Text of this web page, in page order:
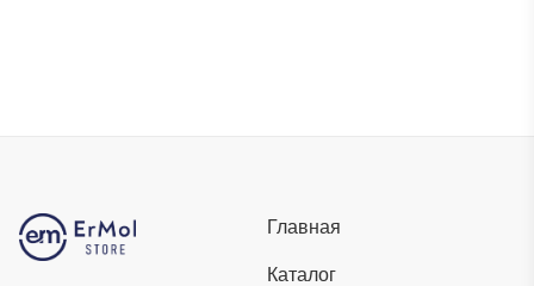
Главная
Каталог